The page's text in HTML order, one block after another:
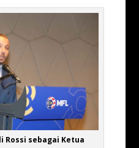
Rossi sebagai Ketua